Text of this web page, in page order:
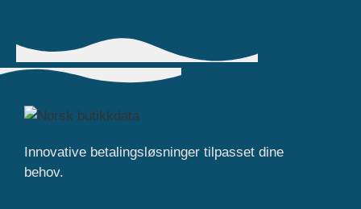
Innovative betalingsløsninger tilpasset dine
behov.